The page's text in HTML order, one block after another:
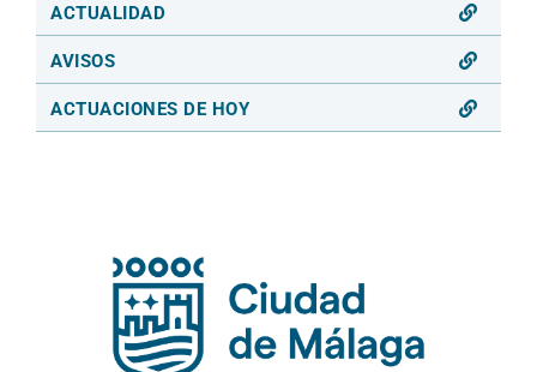
ACTUALIDAD
AVISOS
ACTUACIONES DE HOY